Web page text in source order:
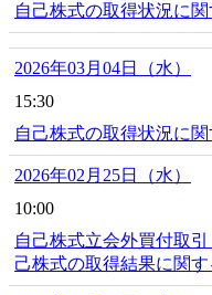
自己株式の取得状況に
2026年03月04日（水）
15:30
自己株式の取得状況に
2026年02月25日（水）
10:00
自己株式立会外買付取
己株式の取得結果に関